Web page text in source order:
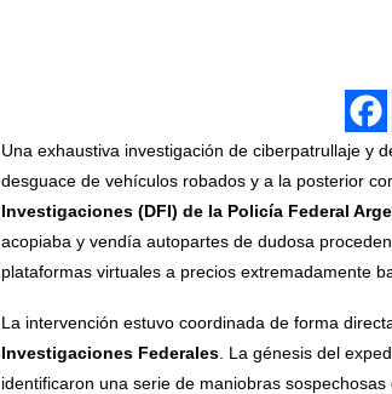
Una exhaustiva investigación de ciberpatrullaje y
desguace de vehículos robados y a la posterior
Investigaciones (DFI) de la Policía Federal
acopiaba y vendía autopartes de dudosa
plataformas virtuales a precios extremadamente
La intervención estuvo coordinada de forma
Investigaciones Federales. La génesis del
identificaron una serie de maniobras